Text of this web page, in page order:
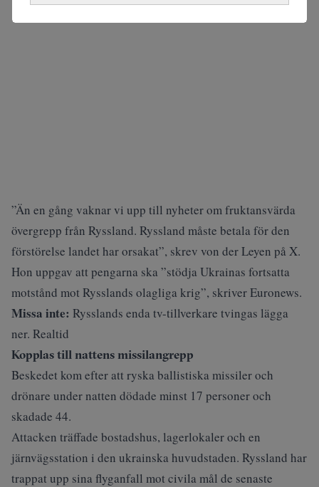
”Än en gång vaknar vi upp till nyheter om fruktansvärda
övergrepp från Ryssland. Ryssland måste betala för den
förstörelse landet har orsakat”, skrev von der Leyen på X.
Hon uppgav att pengarna ska ”stödja Ukrainas fortsatta
motstånd mot Rysslands olagliga krig”, skriverEuronews.
Missa inte: Rysslands enda tv-tillverkare tvingas lägga
ner. Realtid
Kopplas till nattens missilangrepp
Beskedet kom efter att ryska ballistiska missiler och
drönare under natten dödade minst 17 personer och
skadade 44.
Attacken träffade bostadshus, lagerlokaler och en
järnvägsstation i den ukrainska huvudstaden. Ryssland har
trappat upp sina flyganfall mot civila mål de senaste